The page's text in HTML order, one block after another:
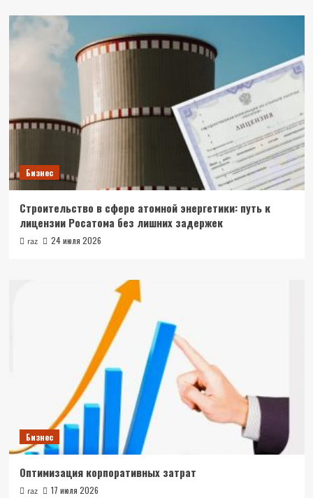
Бизнес
Строительство в сфере атомной энергетики: путь к
лицензии Росатома без лишних задержек
raz 24 июля 2026
Бизнес
Оптимизация корпоративных затрат
raz 17 июля 2026